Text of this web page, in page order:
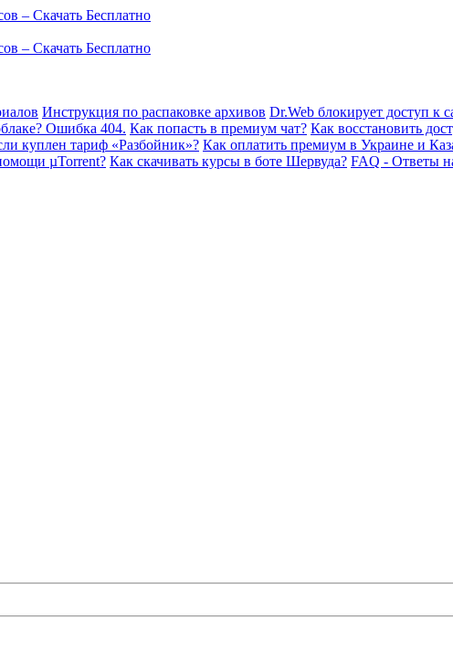
Инструкция по распаковке архивов Dr.Web блокирует доступ к
Ошибка 404. Как попасть в премиум чат? Как восстановить
куплен тариф «Разбойник»? Как оплатить премиум в Украине и
µTorrent? Как скачивать курсы в боте Шервуда? FAQ - Ответы